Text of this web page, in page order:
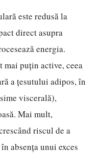
este redusă la
direct asupra
energia.
mai puțin active, ceea
a țesutului adipos, în
viscerală),
Mai mult,
riscul de a
absența unui exces